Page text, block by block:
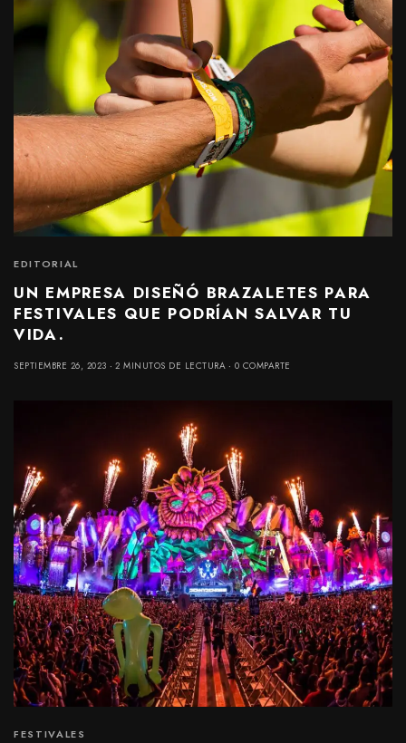
EDITORIAL
UN EMPRESA DISEÑÓ BRAZALETES PARA
FESTIVALES QUE PODRÍAN SALVAR TU
VIDA.
SEPTIEMBRE 26, 2023 2 MINUTOS DE LECTURA 0 COMPARTE
FESTIVALES